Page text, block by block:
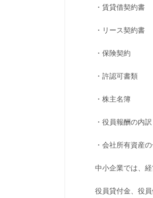
・賃貸借契約書
・リース契約書
・保険契約
・許認可書類
・株主名簿
・役員報酬の内訳
・会社所有資産
中小企業では、
役員貸付金、役